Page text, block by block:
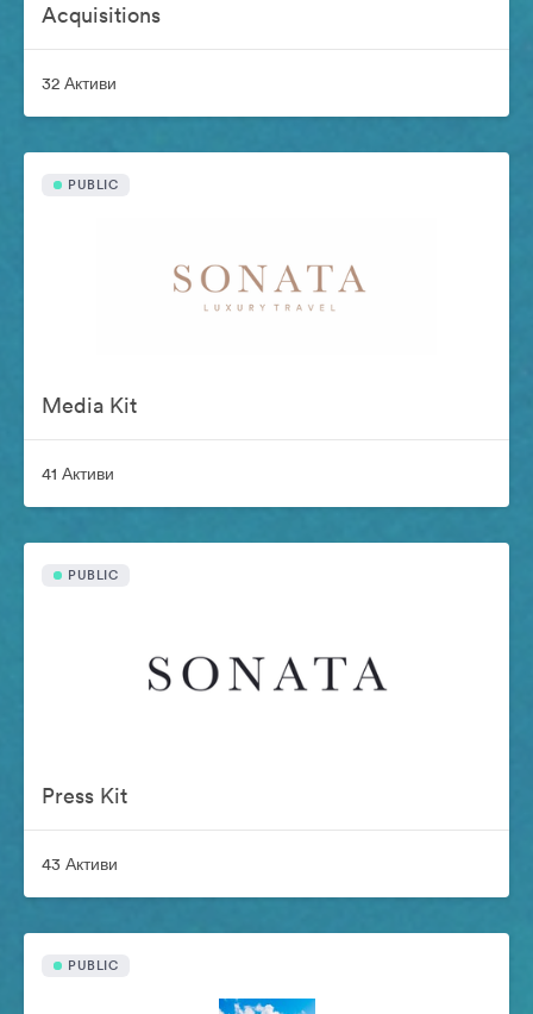
Acquisitions
32 Активи
PUBLIC
Media Kit
41 Активи
PUBLIC
Press Kit
43 Активи
PUBLIC